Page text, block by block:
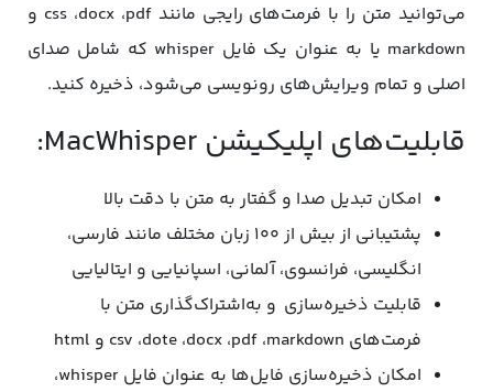
می‌توانید متن را با فرمت‌های رایجی مانند css ،docx ،pdf و
markdown یا به عنوان یک فایل whisper که شامل صدای
اصلی و تمام ویرایش‌های رونویسی می‌شود، ذخیره کنید.
قابلیت‌های اپلیکیشن MacWhisper:
امکان تبدیل صدا و گفتار به متن با دقت بالا
پشتیبانی از بیش از ۱۰۰ زبان‌ مختلف مانند فارسی،
انگلیسی، فرانسوی، آلمانی، اسپانیایی و ایتالیایی
قابلیت ذخیره‌سازی و به‌اشتراک‌گذاری متن با
فرمت‌های csv ،dote ،docx ،pdf ،markdown و html
امکان ذخیره‌سازی فایل‌ها به‌ عنوان فایل whisper،